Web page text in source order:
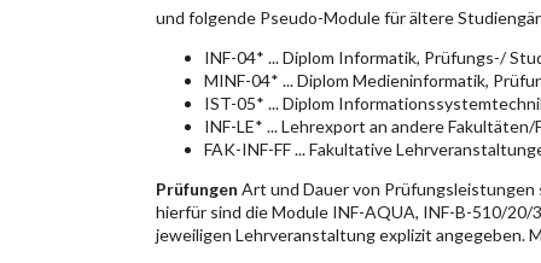
und folgende Pseudo-Module für ältere
INF-04* ... Diplom Informatik, Prüfungs-/
MINF-04* ... Diplom Medieninformatik,
IST-05* ... Diplom
INF-LE* ... Lehrexport an andere Fakultäten/
FAK-INF-FF ... Fakultative
Prüfungen Art und Dauer von Prüfungsleistungen
hierfür sind die Module INF-AQUA, INF-B-510/
jeweiligen Lehrveranstaltung explizit angegeben.